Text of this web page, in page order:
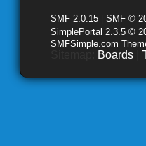
SMF 2.0.15 SMF ©
SimplePortal 2.3.5 ©
SMFSimple.com
Boards